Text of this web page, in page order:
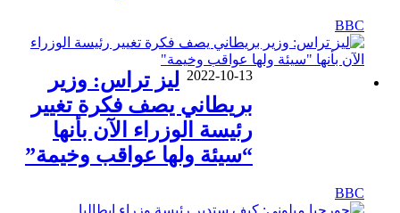
BBC
2022-10-13 ليز تراس: وزير
بريطاني يصف فكرة تغيير
رئيسة الوزراء الآن بأنها
“سيئة ولها عواقب وخيمة”
BBC